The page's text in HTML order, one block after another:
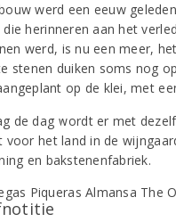
werd een eeuw
die herinneren aan het
werd, is nu een meer,
stenen duiken soms nog
op de klei, met
de dag wordt er met
voor het land in de
en bakstenenfabriek.